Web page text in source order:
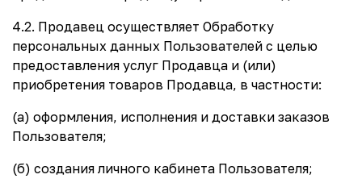
4.2. Продавец осуществляет Обработку
персональных данных Пользователей с целью
предоставления услуг Продавца и (или)
приобретения товаров Продавца, в частности:
(а) оформления, исполнения и доставки заказов
Пользователя;
(б) создания личного кабинета Пользователя;